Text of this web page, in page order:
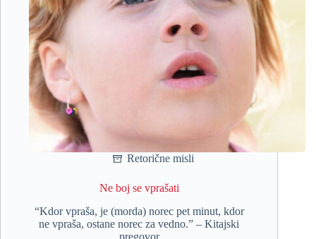
Retorične misli
Ne boj se vprašati
“Kdor vpraša, je (morda) norec pet minut, kdor
ne vpraša, ostane norec za vedno.” – Kitajski